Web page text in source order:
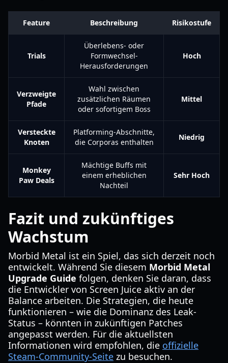
Feature Beschreibung Risikostufe
Trials
Überlebens- oder
Formwechsel-
Herausforderungen
Hoch
Verzweigte
Pfade
Wahl zwischen
zusätzlichen Räumen
oder sofortigem Boss
Mittel
Versteckte
Knoten
Platforming-Abschnitte,
die Corporas enthalten
Niedrig
Monkey
Paw Deals
Mächtige Buffs mit
einem erheblichen
Nachteil
Sehr Hoch
Fazit und zukünftiges
Wachstum
Morbid Metal ist ein Spiel, das sich derzeit noch
entwickelt. Während Sie diesem Morbid Metal
Upgrade Guide folgen, denken Sie daran, dass
die Entwickler von Screen Juice aktiv an der
Balance arbeiten. Die Strategien, die heute
funktionieren – wie die Dominanz des Leak-
Status – könnten in zukünftigen Patches
angepasst werden. Für die aktuellsten
Informationen wird empfohlen, die offizielle
Steam-Community-Seite zu besuchen.